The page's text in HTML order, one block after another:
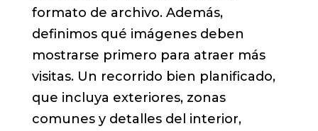
formato de archivo. Además,
definimos qué imágenes deben
mostrarse primero para atraer más
visitas. Un recorrido bien planificado,
que incluya exteriores, zonas
comunes y detalles del interior,